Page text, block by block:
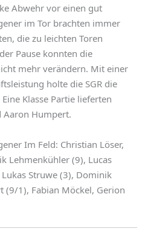
Abwehr vor einen gut
im Tor brachten immer
die zu leichten Toren
Pause konnten die
mehr verändern. Mit einer
holte die SGR die
Klasse Partie lieferten
Aaron Humpert.
Im Feld: Christian Löser,
Lehmenkühler (9), Lucas
Struwe (3), Dominik
(9/1), Fabian Möckel, Gerion